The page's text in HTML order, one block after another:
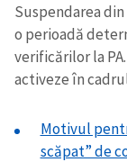
Suspendarea
o perioadă
verificărilor la
activeze în
Motivul
scăpat” de